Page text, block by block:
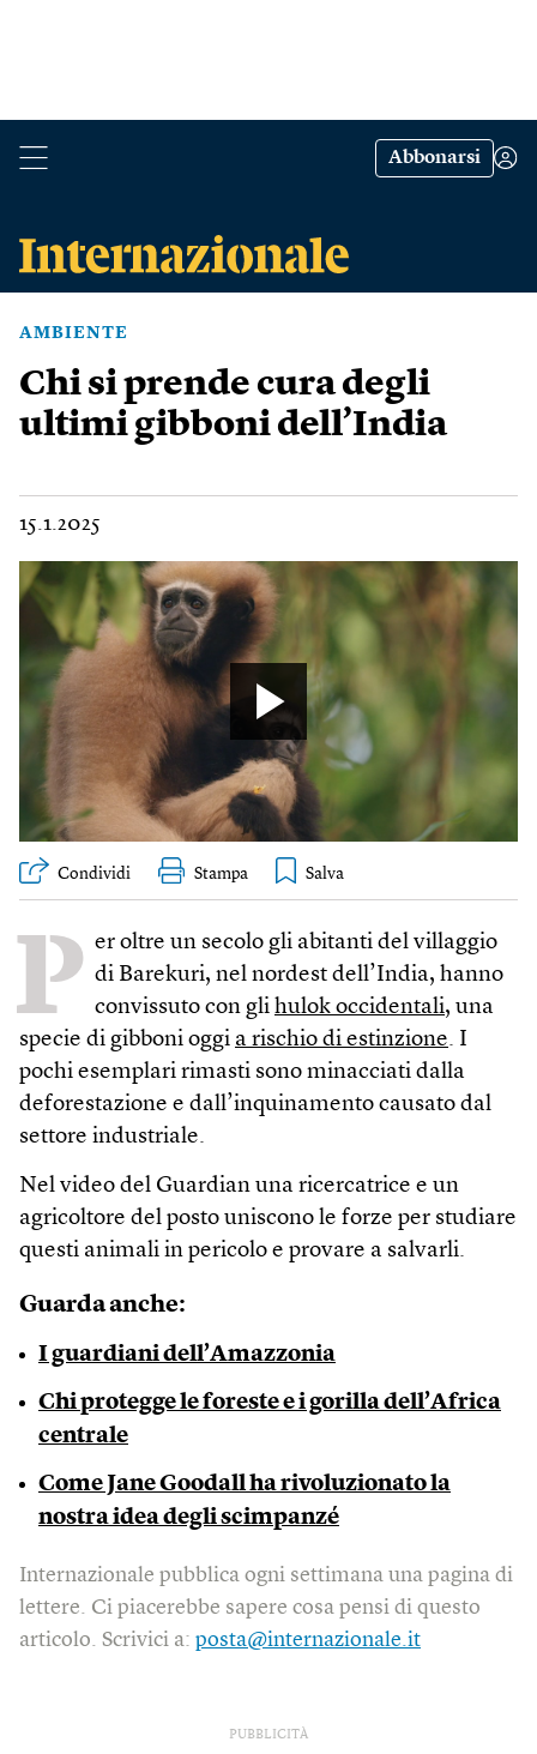
Abbonarsi
AMBIENTE
Chi si prende cura degli
ultimi gibboni dell’India
15.1.2025
Condividi Stampa
P er oltre un secolo gli abitanti del villaggio
di Barekuri, nel nordest dell’India, hanno
convissuto con gli hulok occidentali, una
specie di gibboni oggi a rischio di estinzione. I
pochi esemplari rimasti sono minacciati dalla
deforestazione e dall’inquinamento causato dal
settore industriale.
Nel video del Guardian una ricercatrice e un
agricoltore del posto uniscono le forze per studiare
questi animali in pericolo e provare a salvarli.
Guarda anche:
I guardiani dell’Amazzonia
Chi protegge le foreste e i gorilla dell’Africa
centrale
Come Jane Goodall ha rivoluzionato la
nostra idea degli scimpanzé
Internazionale pubblica ogni settimana una pagina di
lettere. Ci piacerebbe sapere cosa pensi di questo
articolo. Scrivici a: posta@internazionale.it
PUBBLICITÀ